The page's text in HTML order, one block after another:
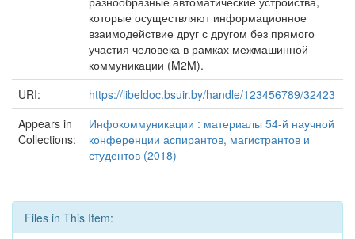
которые осуществляют информационное
взаимодействие друг с другом без прямого
участия человека в рамках межмашинной
коммуникации (M2M).
URI:
https://libeldoc.bsuir.by/handle/123456789/32423
Appears in
Collections:
Инфокоммуникации : материалы 54-й научной
конференции аспирантов, магистрантов и
студентов (2018)
Files in This Item: